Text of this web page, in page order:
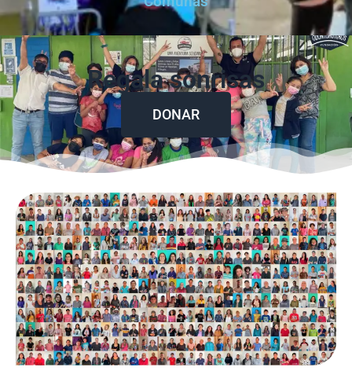
Regala sonrisas
DONAR